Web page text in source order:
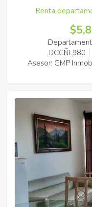
Renta
DCCÑL980
Asesor: GMP